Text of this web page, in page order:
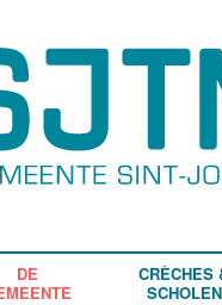
DE
CRÈCHES
SCHOLEN